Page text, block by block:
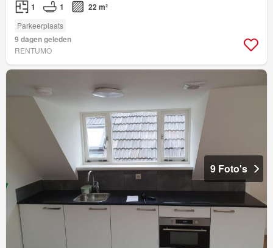
1 1 22 m²
Parkeerplaats
9 dagen geleden
RENTUMO
9 Foto's